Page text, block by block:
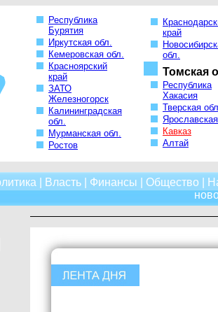
Республика
Бурятия
Иркутская обл.
Кемеровская обл.
Красноярский
край
ЗАТО
Железногорск
Калининградская
обл.
Мурманская обл.
Ростов
край
обл.
Томская
Республика
Хакасия
Тверская
Кавказ
Алтай
Власть| Финансы Общество